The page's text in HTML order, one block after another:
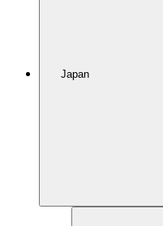
Japan